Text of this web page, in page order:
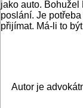
jako auto. Bohužel
poslání. Je
přijímat. Má-li to
Autor je